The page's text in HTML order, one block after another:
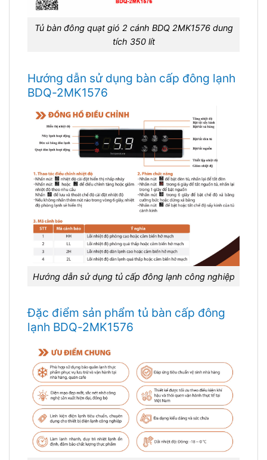
Tủ bàn đông quạt gió 2 cánh BDQ 2MK1576 dung
tích 350 lít
Hướng dẫn sử dụng bàn cấp đông lạnh
BDQ-2MK1576
Hướng dẫn sử dụng tủ cấp đông lạnh công nghiệp
Đặc điểm sản phẩm tủ bàn cấp đông
lạnh BDQ-2MK1576